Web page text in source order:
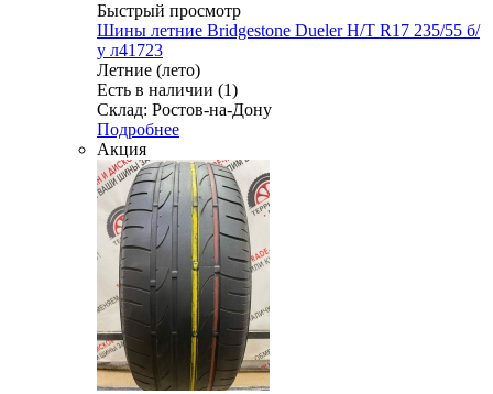
Быстрый просмотр
Шины летние Bridgestone Dueler H/T R17 235/55 б/
у л41723
Летние (лето)
Есть в наличии (1)
Склад: Ростов-на-Дону
Подробнее
Акция